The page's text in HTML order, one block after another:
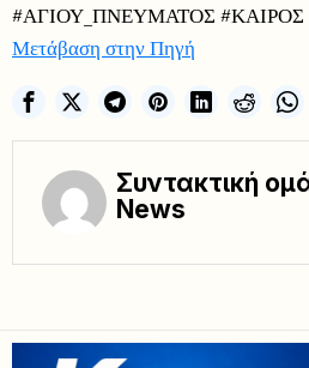
#ΑΓΙΟΥ_ΠΝΕΥΜΑΤΟΣ
Μετάβαση στην Πηγή
Συντακτική
News